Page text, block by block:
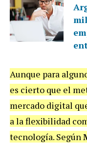
Aunque para
es cierto que el
mercado digital
a la flexibilidad
tecnología. Según